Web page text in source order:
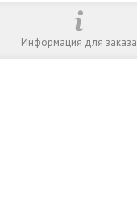
Информация для заказа